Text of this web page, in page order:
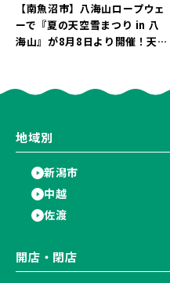
【南魚沼市】八海山ロープウェ
ーで『夏の天空雪まつり in 八
海山』が8月8日より開催！天然
地域別
新潟市
中越
佐渡
開店・閉店